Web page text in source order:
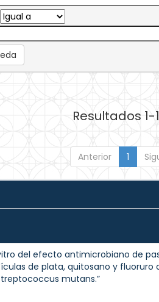
Resultados 1-
Anterior 1
del efecto antimicrobiano de
de plata, quitosano y fluoruro
mutans.”